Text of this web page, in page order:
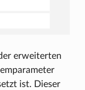
erweiterten
ist. Dieser